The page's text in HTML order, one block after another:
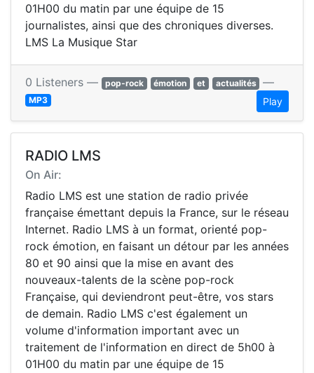
01H00 du matin par une équipe de 15
journalistes, ainsi que des chroniques diverses.
LMS La Musique Star
0 Listeners — pop-rock émotion et actualités —
MP3 Play
RADIO LMS
On Air:
Radio LMS est une station de radio privée
française émettant depuis la France, sur le réseau
Internet. Radio LMS à un format, orienté pop-
rock émotion, en faisant un détour par les années
80 et 90 ainsi que la mise en avant des
nouveaux-talents de la scène pop-rock
Française, qui deviendront peut-être, vos stars
de demain. Radio LMS c'est également un
volume d'information important avec un
traitement de l'information en direct de 5h00 à
01H00 du matin par une équipe de 15